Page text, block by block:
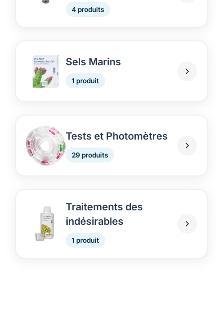
4 produits
Sels Marins
1 produit
Tests et Photomètres
29 produits
Traitements des
indésirables
1 produit